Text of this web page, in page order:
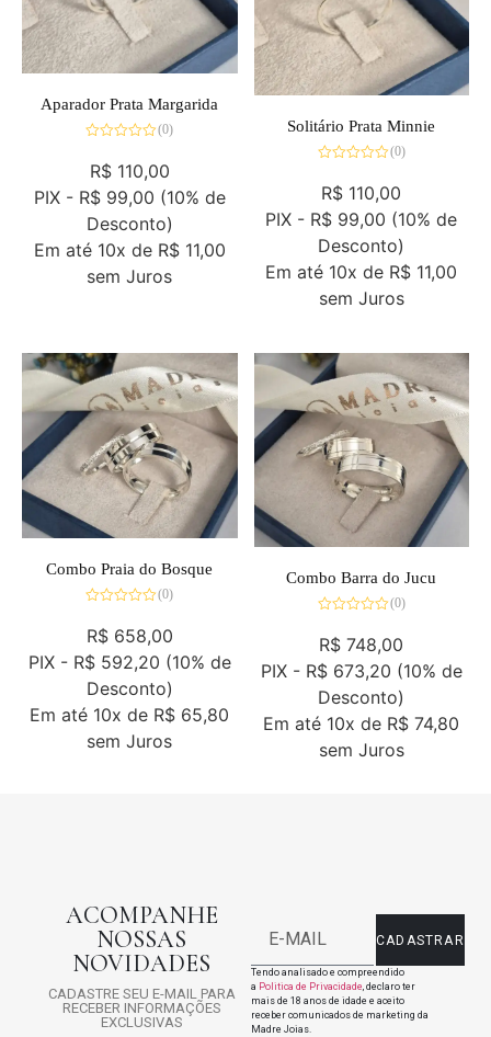
Aparador Prata Margarida
0
de
5
(0)
R$110,00
PIX - R$ 99,00 (10% de
Desconto)
Em até 10x deR$ 11,00
sem Juros
Solitário Prata Minnie
0
de
5
(0)
R$ 110,00
PIX - R$ 99,00 (10% de
Desconto)
Em até 10x de R$ 11,00
sem Juros
Combo Praia do Bosque
0
de
5
(0)
R$658,00
PIX - R$ 592,20 (10% de
Desconto)
Em até 10x de R$ 65,80
sem Juros
Combo Barra do Jucu
0
de
5
(0)
R$ 748,00
PIX - R$ 673,20 (10% de
Desconto)
Em até 10x de R$ 74,80
sem Juros
ACOMPANHE
NOSSAS
NOVIDADES
CADASTRE SEU E-MAIL PARA
RECEBER INFORMAÇÕES
EXCLUSIVAS
CADASTRAR
Tendo analisado e compreendido
a Politica de Privacidade, declaro ter
mais de 18 anos de idade e aceito
receber comunicados de marketing da
Madre Joias.